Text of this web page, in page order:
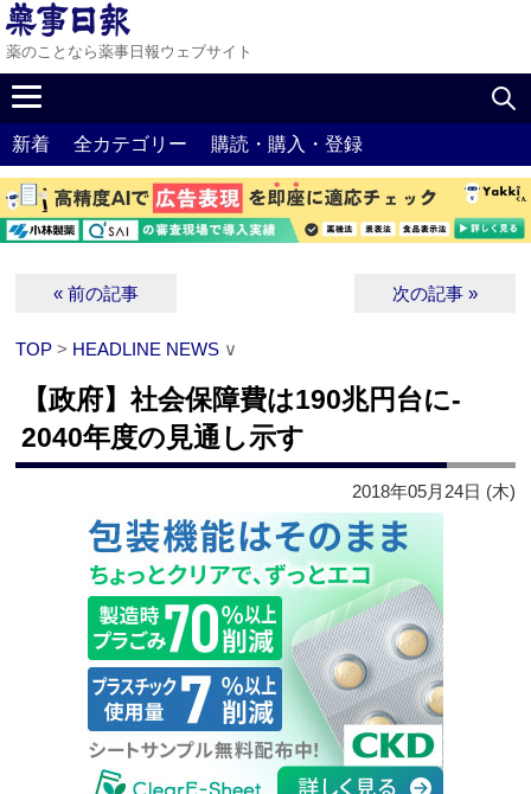
薬のことなら薬事日報ウェブサイト
新着 全カテゴリー 購読・購入・登録
« 前の記事 次の記事 »
TOP > HEADLINE NEWS ∨
【政府】社会保障費は190兆円台に‐
2040年度の見通し示す
2018年05月24日 (木)